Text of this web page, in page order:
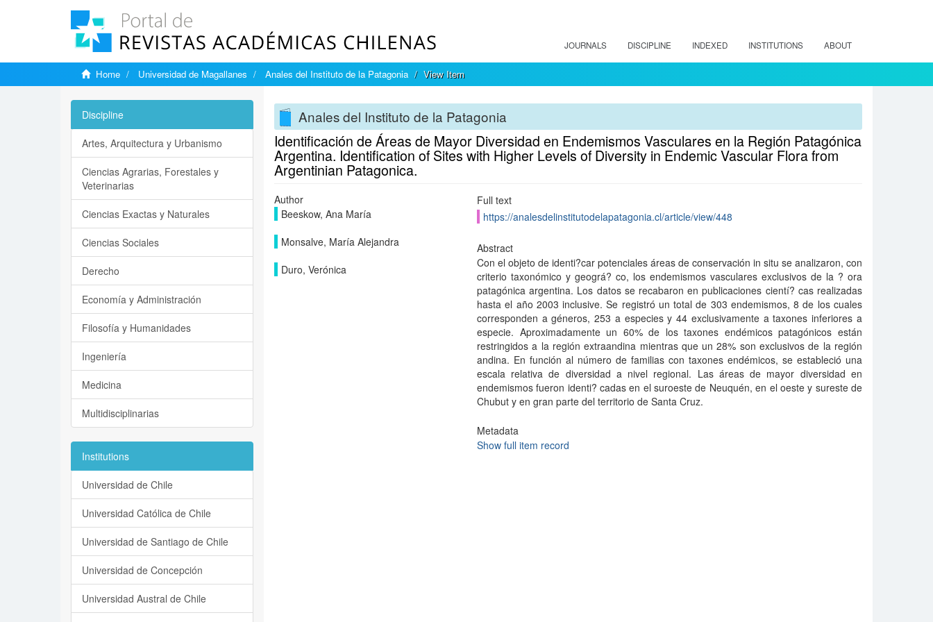
JOURNALS DISCIPLINE INDEXED INSTITUTIONS ABOUT
Home Universidad de Magallanes Anales del Instituto de la Patagonia View Item
Anales del Instituto de la Patagonia
Identificación de Áreas de Mayor Diversidad en Endemismos Vasculares en la Región Patagónica
Argentina. Identification of Sites with Higher Levels of Diversity in Endemic Vascular Flora from
Argentinian Patagonica.
Author
Beeskow, Ana María
Monsalve, María Alejandra
Duro, Verónica
Full text
https://analesdelinstitutodelapatagonia.cl/article/view/448
Abstract
Con el objeto de identi?car potenciales áreas de conservación in situ se analizaron, con
criterio taxonómico y geográ? co, los endemismos vasculares exclusivos de la ? ora
patagónica argentina. Los datos se recabaron en publicaciones cientí? cas realizadas
hasta el año 2003 inclusive. Se registró un total de 303 endemismos, 8 de los cuales
corresponden a géneros, 253 a especies y 44 exclusivamente a taxones inferiores a
especie. Aproximadamente un 60% de los taxones endémicos patagónicos están
restringidos a la región extraandina mientras que un 28% son exclusivos de la región
andina. En función al número de familias con taxones endémicos, se estableció una
escala relativa de diversidad a nivel regional. Las áreas de mayor diversidad en
endemismos fueron identi? cadas en el suroeste de Neuquén, en el oeste y sureste de
Chubut y en gran parte del territorio de Santa Cruz.
Metadata
Show full item record
Discipline
Artes, Arquitectura y Urbanismo
Ciencias Agrarias, Forestales y
Veterinarias
Ciencias Exactas y Naturales
Ciencias Sociales
Derecho
Economía y Administración
Filosofía y Humanidades
Ingeniería
Medicina
Multidisciplinarias
Institutions
Universidad de Chile
Universidad Católica de Chile
Universidad de Santiago de Chile
Universidad de Concepción
Universidad Austral de Chile